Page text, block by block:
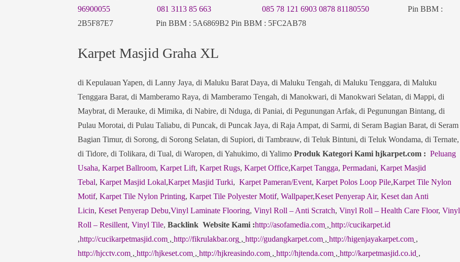
96900055
081 3113 85 663 085 78 121 6903 0878 81180550Pin BBM :
2B5F87E7 Pin BBM : 5A6869B2 Pin BBM : 5FC2AB78
Karpet Masjid Graha XL
di Kepulauan Yapen, di Lanny Jaya, di Maluku Barat Daya, di Maluku Tengah, di Maluku Tenggara, di Maluku
Tenggara Barat, di Mamberamo Raya, di Mamberamo Tengah, di Manokwari, di Manokwari Selatan, di Mappi, di
Maybrat, di Merauke, di Mimika, di Nabire, di Nduga, di Paniai, di Pegunungan Arfak, di Pegunungan Bintang, di
Pulau Morotai, di Pulau Taliabu, di Puncak, di Puncak Jaya, di Raja Ampat, di Sarmi, di Seram Bagian Barat, di Seram
Bagian Timur, di Sorong, di Sorong Selatan, di Supiori, di Tambrauw, di Teluk Bintuni, di Teluk Wondama, di Ternate,
di Tidore, di Tolikara, di Tual, di Waropen, di Yahukimo, di Yalimo Produk Kategori Kami hjkarpet.com : Peluang
Usaha, Karpet Ballroom, Karpet Lift, Karpet Rugs, Karpet Office,Karpet Tangga, Permadani, Karpet Masjid
Tebal, Karpet Masjid Lokal,Karpet Masjid Turki, Karpet Pameran/Event, Karpet Polos Loop Pile,Karpet Tile Nylon
Motif, Karpet Tile Nylon Printing, Karpet Tile Polyester Motif, Wallpaper,Keset Penyerap Air, Keset dan Anti
Licin, Keset Penyerap Debu,Vinyl Laminate Flooring, Vinyl Roll – Anti Scratch, Vinyl Roll – Health Care Floor, Vinyl
Roll – Resillent, Vinyl Tile, Backlink Website Kami :http://asofamedia.com, http://cucikarpet.id
,http://cucikarpetmasjid.com, http://fikrulakbar.org, http://gudangkarpet.com, http://higenjayakarpet.com,
http://hjcctv.com, http://hjkeset.com, http://hjkreasindo.com, http://hjtenda.com, http://karpetmasjid.co.id ,